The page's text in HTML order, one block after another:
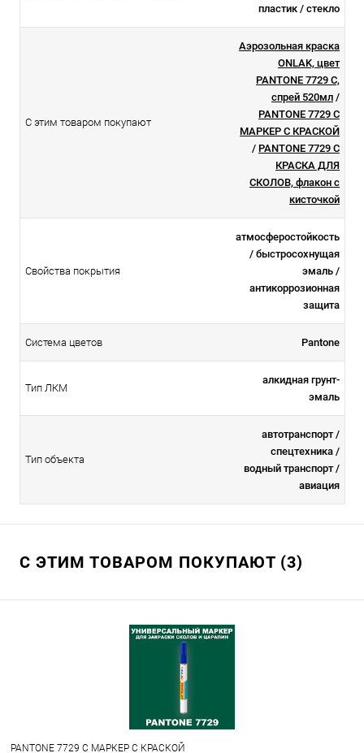
пластик / стекло
С этим товаром покупают
Аэрозольная краска
ONLAK, цвет
PANTONE 7729 C,
спрей 520мл /
PANTONE 7729 C
МАРКЕР С КРАСКОЙ
/ PANTONE 7729 C
КРАСКА ДЛЯ
СКОЛОВ, флакон с
кисточкой
Свойства покрытия
атмосферостойкоcть
/ быстросохнущая
эмаль /
антикоррозионная
защита
Система цветов Pantone
Тип ЛКМ
алкидная грунт-
эмаль
Тип объекта
автотранспорт /
спецтехника /
водный транспорт /
авиация
С ЭТИМ ТОВАРОМ ПОКУПАЮТ (3)
PANTONE 7729 C МАРКЕР С КРАСКОЙ